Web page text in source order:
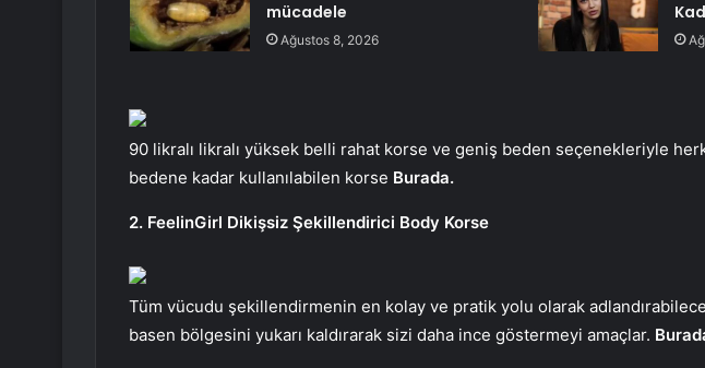
mücadele
Ağustos 8, 2026
90 likralı likralı yüksek belli rahat korse ve geniş beden seçenekleriyle
bedene kadar kullanılabilen korse Burada.
2. FeelinGirl Dikişsiz Şekillendirici Body Korse
Tüm vücudu şekillendirmenin en kolay ve pratik yolu olarak
basen bölgesini yukarı kaldırarak sizi daha ince göstermeyi amaçlar.